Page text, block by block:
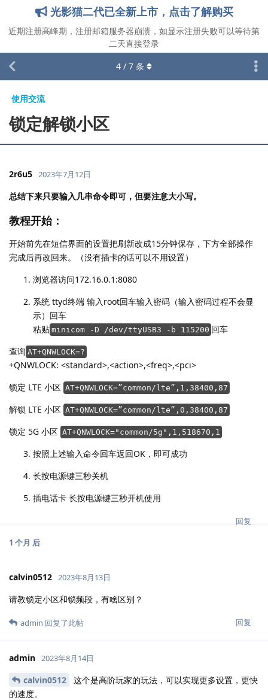
光影猫二代已全新上市，点击了解购买
近期注册高峰期，注册邮箱服务器崩溃，如显示注册失败可以等待第
二天直接登录
使用交流
锁定解锁小区
4 / 7 条
2r6u5 2023年7月12日
总结下来只要输入几串命令即可，但要注意大小写。
教程开始：
开始前先在短信界面的设置把刷新改成15分钟保存，下方全部操作
完成后再改回来。（没有插卡的话可以不用设置）
浏览器访问172.16.0.1:8080
系统 ttyd终端 输入root回车输入密码（输入密码过程不会显
示）回车
粘贴 minicom -D /dev/ttyUSB3 -b 115200 回车
查询 AT+QNWLOCK=?
+QNWLOCK: <standard>,<action>,<freq>,<pci>
锁定 LTE 小区 AT+QNWLOCK=”common/lte”,1,38400,87
解锁 LTE 小区 AT+QNWLOCK=”common/lte”,0,38400,87
锁定 5G 小区 AT+QNWLOCK="common/5g",1,518670,1
按照上述输入命令回车返回OK，即可成功
长按电源键三秒关机
插电话卡 长按电源键三秒开机使用
回复
1 个月 后
calvin0512 2023年8月13日
请教锁定小区和锁频段，有啥区别？
回复
admin 回复了此帖
admin 2023年8月14日
calvin0512
这个是高阶玩家的玩法，可以实现更多设置，更快
的速度。